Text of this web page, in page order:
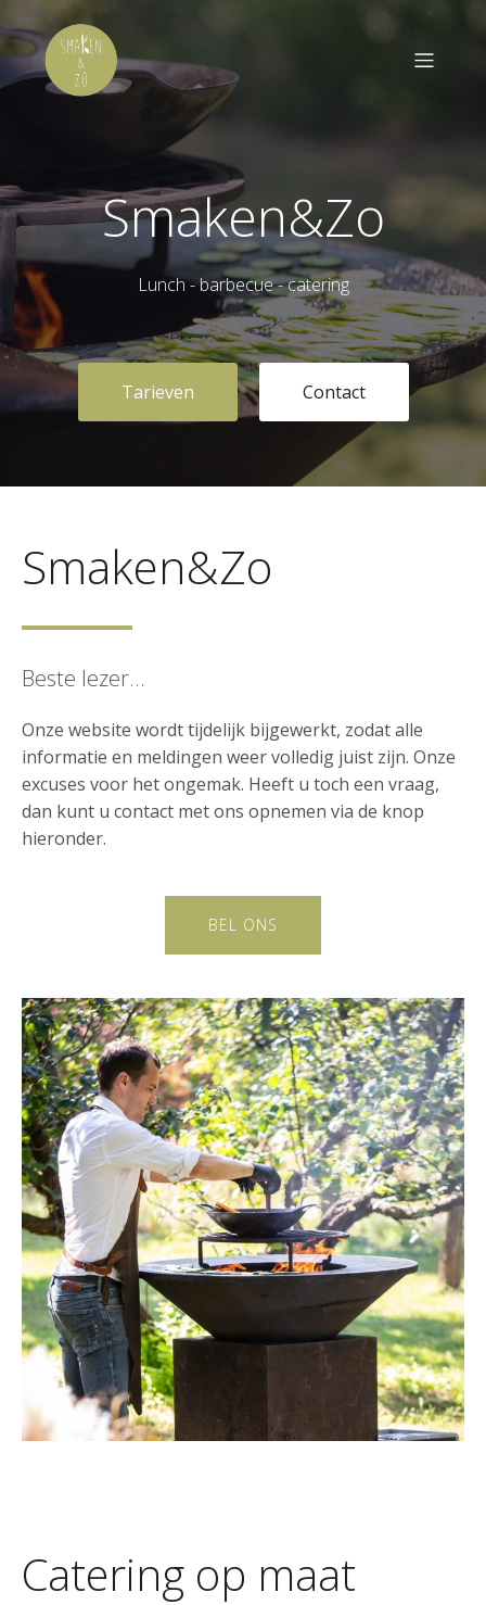
Smaken&Zo
Lunch - barbecue - catering
Tarieven Contact
Smaken&Zo
Beste lezer…
Onze website wordt tijdelijk bijgewerkt, zodat alle
informatie en meldingen weer volledig juist zijn. Onze
excuses voor het ongemak. Heeft u toch een vraag,
dan kunt u contact met ons opnemen via de knop
hieronder.
BEL ONS
Catering op maat